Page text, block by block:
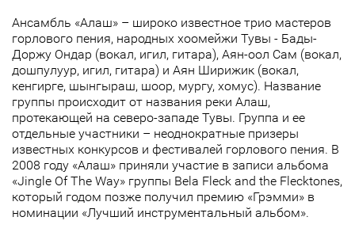
Ансамбль «Алаш» – широко известное трио мастеров
горлового пения, народных хоомейжи Тувы - Бады-
Доржу Ондар (вокал, игил, гитара), Аян-оол Сам (вокал,
дошпулуур, игил, гитара) и Аян Ширижик (вокал,
кенгирге, шынгыраш, шоор, мургу, хомус). Название
группы происходит от названия реки Алаш,
протекающей на северо-западе Тувы. Группа и ее
отдельные участники – неоднократные призеры
известных конкурсов и фестивалей горлового пения. В
2008 году «Алаш» приняли участие в записи альбома
«Jingle Of The Way» группы Bela Fleck and the Flecktones,
который годом позже получил премию «Грэмми» в
номинации «Лучший инструментальный альбом».